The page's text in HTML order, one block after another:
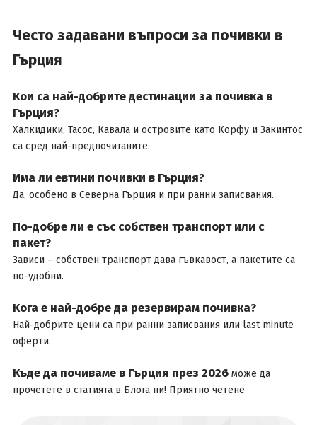
Често задавани въпроси за почивки в
Гърция
Кои са най-добрите дестинации за почивка в
Гърция?
Халкидики, Тасос, Кавала и островите като Корфу и Закинтос
са сред най-предпочитаните.
Има ли евтини почивки в Гърция?
Да, особено в Северна Гърция и при ранни записвания.
По-добре ли е със собствен транспорт или с
пакет?
Зависи – собствен транспорт дава гъвкавост, а пакетите са
по-удобни.
Кога е най-добре да резервирам почивка?
Най-добрите цени са при ранни записвания или last minute
оферти.
Къде да почиваме в Гърция през 2026може да
прочетете в статията в Блога ни! Приятно четене